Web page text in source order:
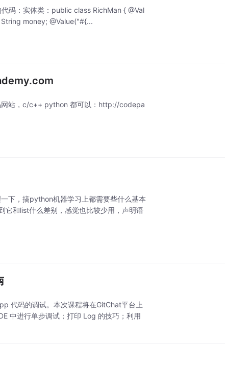
码：实体类：public class RichMan { @Val
money; @Value("#{...
网站，c/c++ python 都可以：http://codepa
下，搞python机器学习上都需要些什么基本
它和list什么差别，感觉也比较少用，声明语
代码的调试。本次课程将在GitChat平台上
中进行单步调试；打印 Log 的技巧；利用